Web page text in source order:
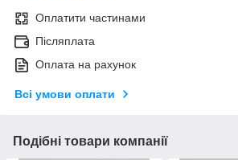
Оплатити частинами
Післяплата
Оплата на рахунок
Всі умови оплати
Подібні товари компанії